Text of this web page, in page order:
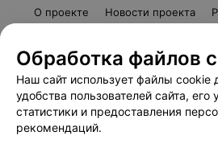
О проекте Новости проекта
Пользовательское соглашение
Вакансии
Написать
Обработка файлов
Наш сайт использует файлы cookie
удобства пользователей сайта, его
статистики и предоставления
рекомендаций.